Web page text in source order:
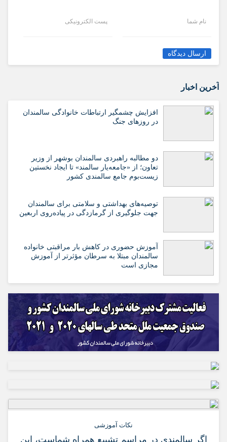
نام شما پست الکترونیکی
ارسال دیدگاه
آخرین اخبار
افزایش چشمگیر ارتباطات خانوادگی سالمندان
در روزهای جنگ
دو مطالبه راهبردی سالمندان بوشهر از وزیر
تعاون؛ از «جامعه‌یار سالمند» تا ایجاد نخستین
زیست‌بوم جامع سالمندی کشور
️توصیه‌های بهداشتی و سلامتی برای سالمندان
جهت جلوگیری از گرمازدگی در پیاده‌روی اربعین
آموزش حضوری در کاهش بار مراقبتی خانواده
سالمندان مبتلا به سرطان مؤثرتر از آموزش
مجازی است
نکات آموزشی
اگر سالمندی در مراسم تشییع همراه شماست، این